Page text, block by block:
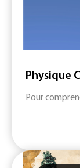
Physique
Pour